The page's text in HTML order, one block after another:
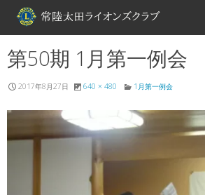
常
第50期 1月第一例会
2017年8月27日 640 × 480 1月第一例会